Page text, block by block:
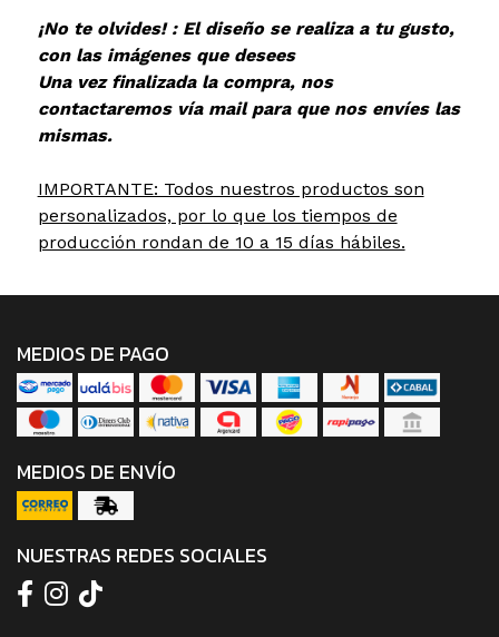
¡No te olvides! : El diseño se realiza a tu gusto,
con las imágenes que desees
Una vez finalizada la compra, nos
contactaremos vía mail para que nos envíes las
mismas.
IMPORTANTE: Todos nuestros productos son
personalizados, por lo que los tiempos de
producción rondan de 10 a 15 días hábiles.
MEDIOS DE PAGO
MEDIOS DE ENVÍO
NUESTRAS REDES SOCIALES